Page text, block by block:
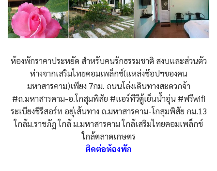
ห้องพักราคาประหยัด สำหรับคนรักธรรมชาติ สงบและส่วนตัว
ห่างจากเสริมไทยคอมเพล็กช์(แหล่งช๊อปฯของคน
มหาสารคาม)เพียง 7กม. ถนนโล่งเดินทางสะดวกจ้า
#ถ.มหาสารคาม-อ.โกสุมพิสัย #แอร์ทีวีตู้เย็นน้ำอุ่น #ฟรีwifi
ระเบียงชีรีสอร์ท อยุ่เส้นทาง ถ.มหาสารคาม-โกสุมพิสัย กม.13
ใกล้ม.ราชภัฏ ใกล้ ม.มหาสารคาม ใกล้เสริมไทยคอมเพล็กช์
ใกล้ตลาดเกษตร
ติดต่อห้องพัก